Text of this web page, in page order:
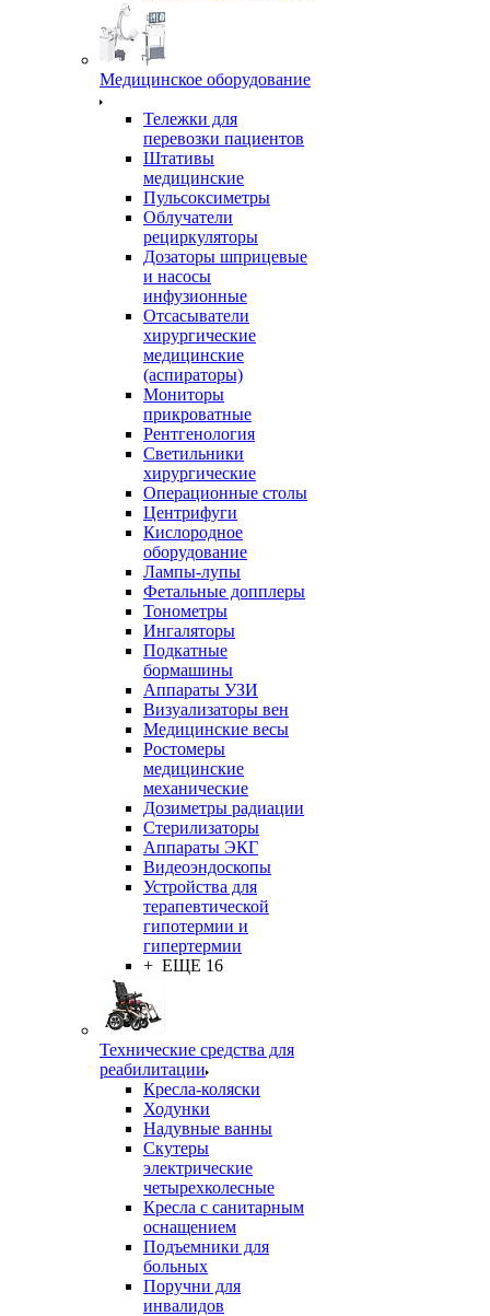
Медицинское оборудование
Тележки для
перевозки пациентов
Штативы
медицинские
Пульсоксиметры
Облучатели
рециркуляторы
Дозаторы шприцевые
и насосы
инфузионные
Отсасыватели
хирургические
медицинские
(аспираторы)
Мониторы
прикроватные
Рентгенология
Светильники
хирургические
Операционные столы
Центрифуги
Кислородное
оборудование
Лампы-лупы
Фетальные допплеры
Тонометры
Ингаляторы
Подкатные
бормашины
Аппараты УЗИ
Визуализаторы вен
Медицинские весы
Ростомеры
медицинские
механические
Дозиметры радиации
Стерилизаторы
Аппараты ЭКГ
Видеоэндоскопы
Устройства для
терапевтической
гипотермии и
гипертермии
+ ЕЩЕ 16
Технические средства для
реабилитации
Кресла-коляски
Ходунки
Надувные ванны
Скутеры
электрические
четырехколесные
Кресла с санитарным
оснащением
Подъемники для
больных
Поручни для
инвалидов